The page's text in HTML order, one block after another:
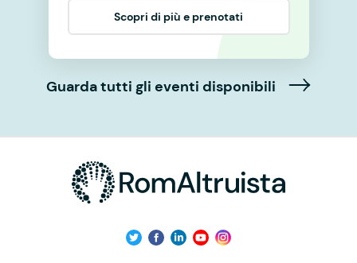
Scopri di più e prenotati
Guarda tutti gli eventi disponibili